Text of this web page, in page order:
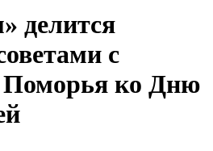
делится
с
Поморья ко Дню